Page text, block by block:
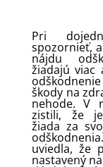
Pri
spozornieť,
nájdu
žiadajú viac
škody na
nehode. V
zistili, že
žiada za
uviedla, že
nastavený